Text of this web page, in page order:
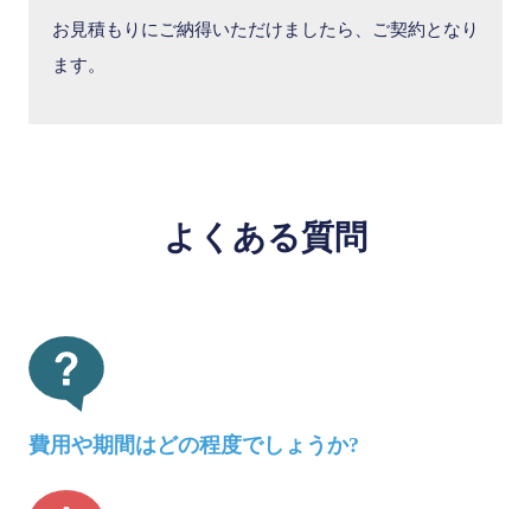
お見積もりにご納得いただけましたら、ご契約となり
ます。
よくある質問
費用や期間はどの程度でしょうか?